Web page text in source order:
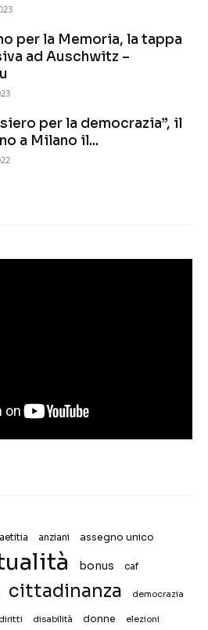
per la Memoria, la tappa
ad Auschwitz –
per la democrazia”, il
a Milano il...
anziani assegno unico
bonus caf
cittadinanza democrazia
diritti disabilità donne elezioni